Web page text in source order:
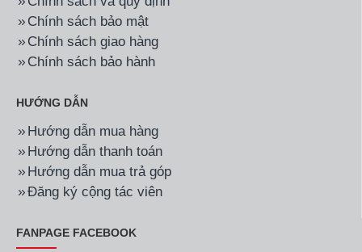
Chính sách bảo mật
Chính sách giao hàng
Chính sách bảo hành
HƯỚNG DẪN
Hướng dẫn mua hàng
Hướng dẫn thanh toán
Hướng dẫn mua trả góp
Đăng ký cộng tác viên
FANPAGE FACEBOOK